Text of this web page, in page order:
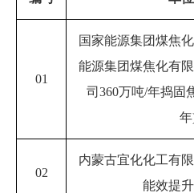
01
国家能源集团煤焦
能源集团煤焦化有
司 360万吨/年捣固
年
02
内蒙古宜化化工有
能效提